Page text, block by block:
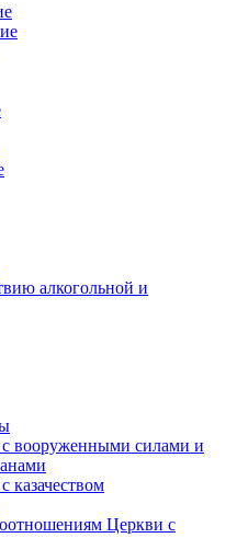
алкогольной и
вооруженными силами и
казачеством
Церкви с